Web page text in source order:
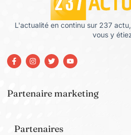
L'actualité en continu sur 237
vous y
Partenaire marketing
Partenaires